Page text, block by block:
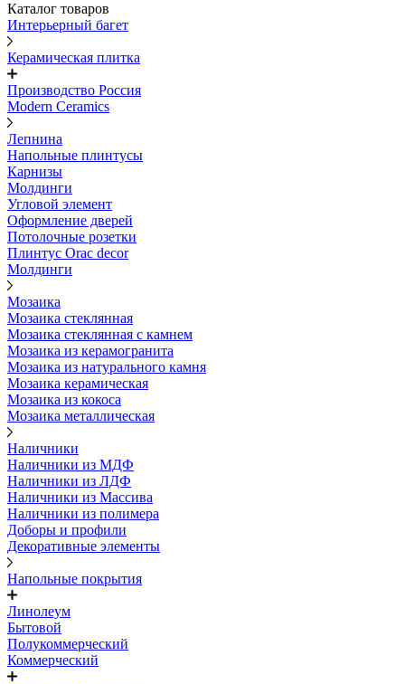
Каталог товаров
Интерьерный багет
Керамическая плитка
Производство Россия
Modern Ceramics
Лепнина
Напольные плинтусы
Карнизы
Молдинги
Угловой элемент
Оформление дверей
Потолочные розетки
Плинтус Orac decor
Молдинги
Мозаика
Мозаика стеклянная
Мозаика стеклянная с камнем
Мозаика из керамогранита
Мозаика из натурального камня
Мозаика керамическая
Мозаика из кокоса
Мозаика металлическая
Наличники
Наличники из МДФ
Наличники из ЛДФ
Наличники из Массива
Наличники из полимера
Доборы и профили
Декоративные элементы
Напольные покрытия
Линолеум
Бытовой
Полукоммерческий
Коммерческий